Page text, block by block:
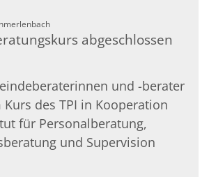
:
abgeschlossen
und -berater
des TPI in Kooperation
für Personalberatung,
und Supervision